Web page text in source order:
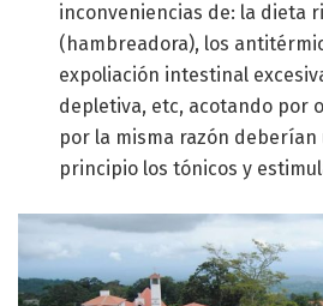
inconveniencias de: la dieta
(hambreadora), los
expoliación intestinal
depletiva, etc, acotando por
por la misma razón deberían
principio los tónicos y